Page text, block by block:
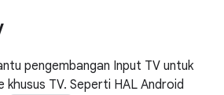
pengembangan Input TV untuk
khusus TV. Seperti HAL Android